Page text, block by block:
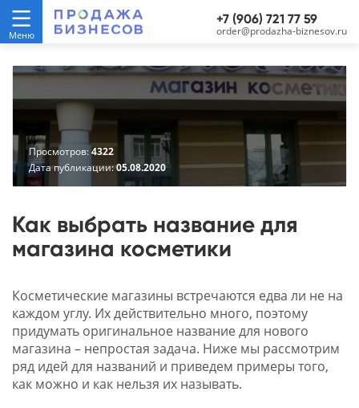
+7 (906) 721 77 59
order@prodazha-biznesov.ru
Дата публикации:05.08.2020
Просмотров:4322
Как выбрать название для
магазина косметики
Косметические магазины встречаются едва ли не на
каждом углу. Их действительно много, поэтому
придумать оригинальное название для нового
магазина – непростая задача. Ниже мы рассмотрим
ряд идей для названий и приведем примеры того,
как можно и как нельзя их называть.